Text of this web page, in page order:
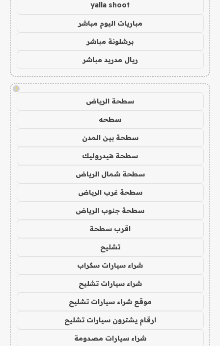
yalla shoot
مباريات اليوم مباشر
برشلونة مباشر
ريال مدريد مباشر
!
سطحة الرياض
سطحه
سطحة بين المدن
سطحة هيدروليك
سطحة شمال الرياض
سطحة غرب الرياض
سطحة جنوب الرياض
اقرب سطحة
تشليح
شراء سيارات سكراب
شراء سيارات تشليح
موقع شراء سيارات تشليح
ارقام يشترون سيارات تشليح
شراء سيارات مصدومة